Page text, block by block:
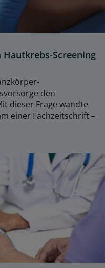
Screening
den
dieser Frage wandte
einer Fachzeitschrift –